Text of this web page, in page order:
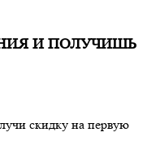
И ПОЛУЧИШЬ
скидку на первую